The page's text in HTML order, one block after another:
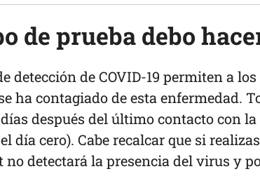
de prueba debo
detección de COVID-19 permiten a
ha contagiado de esta enfermedad.
días después del último contacto con
día cero). Cabe recalcar que si
no detectará la presencia del virus y